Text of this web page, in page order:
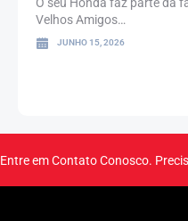
O seu Honda faz parte da
Velhos Amigos…
JUNHO 15, 2026
Entre em Contato Conosco.